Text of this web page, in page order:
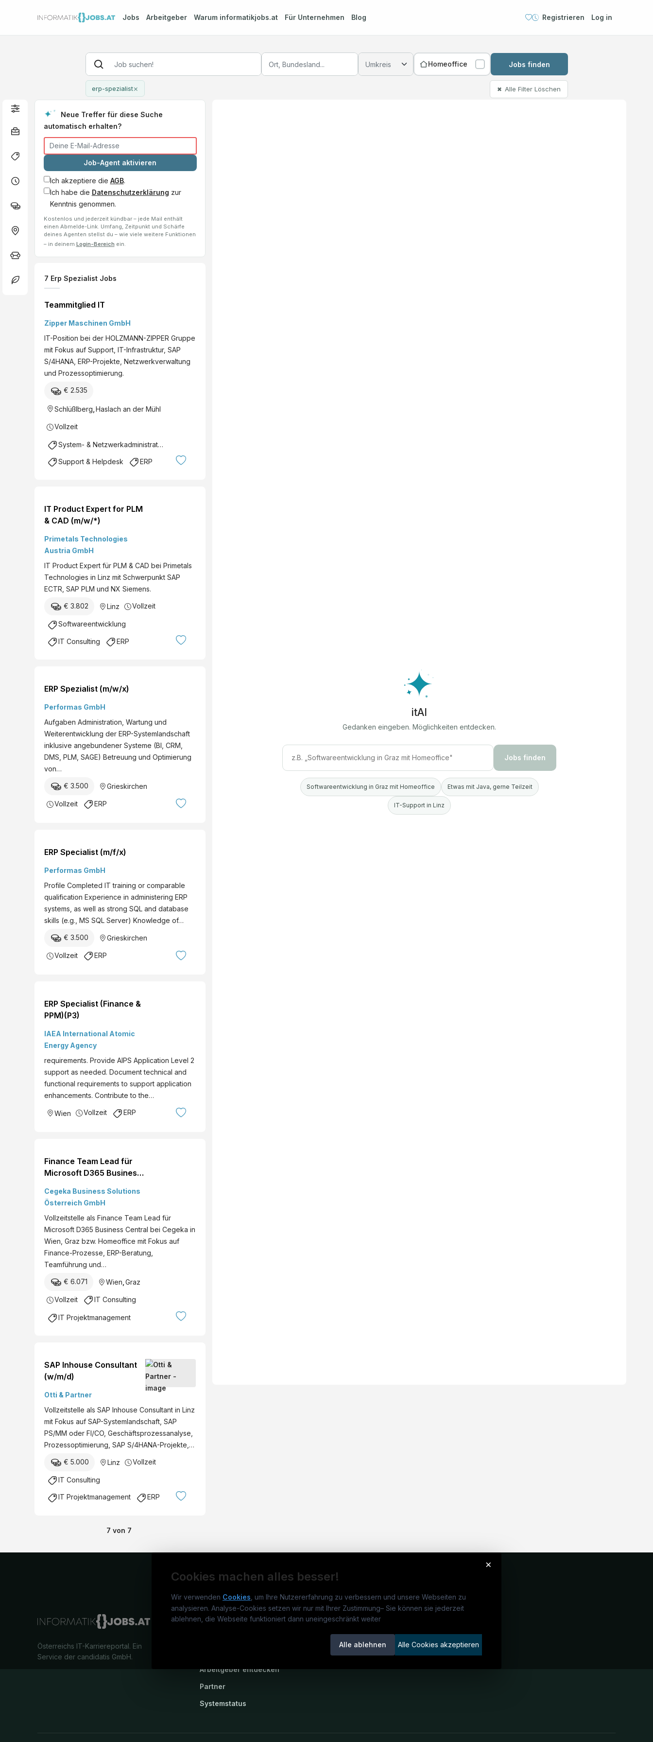
Jobs Arbeitgeber Warum informatikjobs.at Für Unternehmen Blog Registrieren Log in
Homeoffice Jobs finden
erp-spezialist× ✖ Alle Filter Löschen
Neue Treffer für diese Suche
automatisch erhalten?
Job-Agent aktivieren
Ich akzeptiere die AGB.
Ich habe die Datenschutzerklärung zur
Kenntnis genommen.
Kostenlos und jederzeit kündbar – jede Mail enthält
einen Abmelde-Link. Umfang, Zeitpunkt und Schärfe
deines Agenten stellst du – wie viele weitere Funktionen
– in deinem Login-Bereich ein.
7 Erp Spezialist Jobs
Teammitglied IT
Zipper Maschinen GmbH
IT-Position bei der HOLZMANN-ZIPPER Gruppe
mit Fokus auf Support, IT-Infrastruktur, SAP
S/4HANA, ERP-Projekte, Netzwerkverwaltung
und Prozessoptimierung.
€ 2.535
Schlüßlberg Haslach an der Mühl
Vollzeit
System- & Netzwerkadministration
Support & Helpdesk ERP
IT Product Expert for PLM
& CAD (m/w/*)
Primetals Technologies
Austria GmbH
IT Product Expert für PLM & CAD bei Primetals
Technologies in Linz mit Schwerpunkt SAP
ECTR, SAP PLM und NX Siemens.
€ 3.802 Linz Vollzeit
Softwareentwicklung
IT Consulting ERP
ERP Spezialist (m/w/x)
Performas GmbH
Aufgaben Administration, Wartung und
Weiterentwicklung der ERP-Systemlandschaft
inklusive angebundener Systeme (BI, CRM,
DMS, PLM, SAGE) Betreuung und Optimierung
von…
€ 3.500 Grieskirchen
Vollzeit ERP
ERP Specialist (m/f/x)
Performas GmbH
Profile Completed IT training or comparable
qualification Experience in administering ERP
systems, as well as strong SQL and database
skills (e.g., MS SQL Server) Knowledge of…
€ 3.500 Grieskirchen
Vollzeit ERP
ERP Specialist (Finance &
PPM)(P3)
IAEA International Atomic
Energy Agency
requirements. Provide AIPS Application Level 2
support as needed. Document technical and
functional requirements to support application
enhancements. Contribute to the…
Wien Vollzeit ERP
Finance Team Lead für
Microsoft D365 Business
Cegeka Business Solutions
Österreich GmbH
Vollzeitstelle als Finance Team Lead für
Microsoft D365 Business Central bei Cegeka in
Wien, Graz bzw. Homeoffice mit Fokus auf
Finance-Prozesse, ERP-Beratung,
Teamführung und…
€ 6.071 Wien Graz
Vollzeit IT Consulting
IT Projektmanagement
SAP Inhouse Consultant
(w/m/d)
Otti & Partner
Vollzeitstelle als SAP Inhouse Consultant in Linz
mit Fokus auf SAP-Systemlandschaft, SAP
PS/MM oder FI/CO, Geschäftsprozessanalyse,
Prozessoptimierung, SAP S/4HANA-Projekte,…
€ 5.000 Linz Vollzeit
IT Consulting
IT Projektmanagement ERP
7 von 7
itAI
Gedanken eingeben. Möglichkeiten entdecken.
Jobs finden
Softwareentwicklung in Graz mit Homeoffice Etwas mit Java, gerne Teilzeit
IT-Support in Linz
×
Cookies machen alles besser!
Wir verwenden Cookies , um Ihre Nutzererfahrung zu verbessern und unsere Webseiten zu
analysieren. Analyse-Cookies setzen wir nur mit Ihrer Zustimmung– Sie können sie jederzeit
ablehnen, die Webseite funktioniert dann uneingeschränkt weiter
Alle ablehnen Alle Cookies akzeptieren
Österreichs IT-Karriereportal. Ein
Service der candidatis GmbH.
informatikjobs.at
Arbeitgeber entdecken
Partner
Systemstatus
Jobs
Jobkategorien Kandidaten finden